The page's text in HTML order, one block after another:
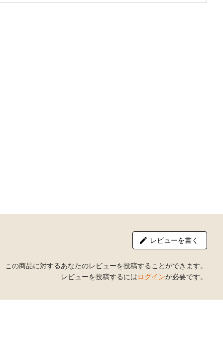
レビューを書く
この商品に対するあなたのレビューを投稿することができます。
レビューを投稿するにはログインが必要です。